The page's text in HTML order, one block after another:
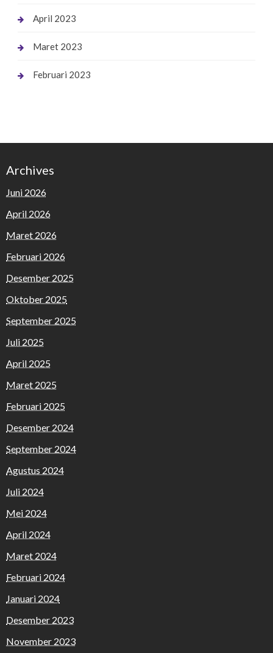
April 2023
Maret 2023
Februari 2023
Archives
Juni 2026
April 2026
Maret 2026
Februari 2026
Desember 2025
Oktober 2025
September 2025
Juli 2025
April 2025
Maret 2025
Februari 2025
Desember 2024
September 2024
Agustus 2024
Juli 2024
Mei 2024
April 2024
Maret 2024
Februari 2024
Januari 2024
Desember 2023
November 2023